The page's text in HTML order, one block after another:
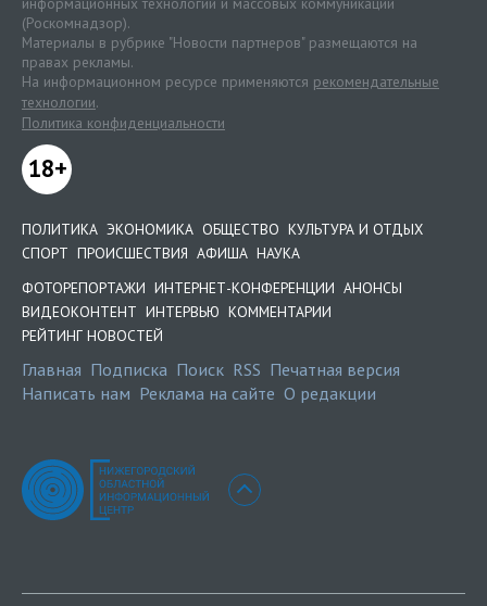
(Роскомнадзор).
Материалы в рубрике "Новости партнеров" размещаются на
правах рекламы.
На информационном ресурсе применяются рекомендательные
технологии.
Политика конфиденциальности
18+
ПОЛИТИКА ЭКОНОМИКА ОБЩЕСТВО КУЛЬТУРА И ОТДЫХ
СПОРТ ПРОИСШЕСТВИЯ АФИША НАУКА
ФОТОРЕПОРТАЖИ ИНТЕРНЕТ-КОНФЕРЕНЦИИ АНОНСЫ
ВИДЕОКОНТЕНТ ИНТЕРВЬЮ КОММЕНТАРИИ
РЕЙТИНГ НОВОСТЕЙ
Главная Подписка Поиск RSS Печатная версия
Написать нам Реклама на сайте О редакции